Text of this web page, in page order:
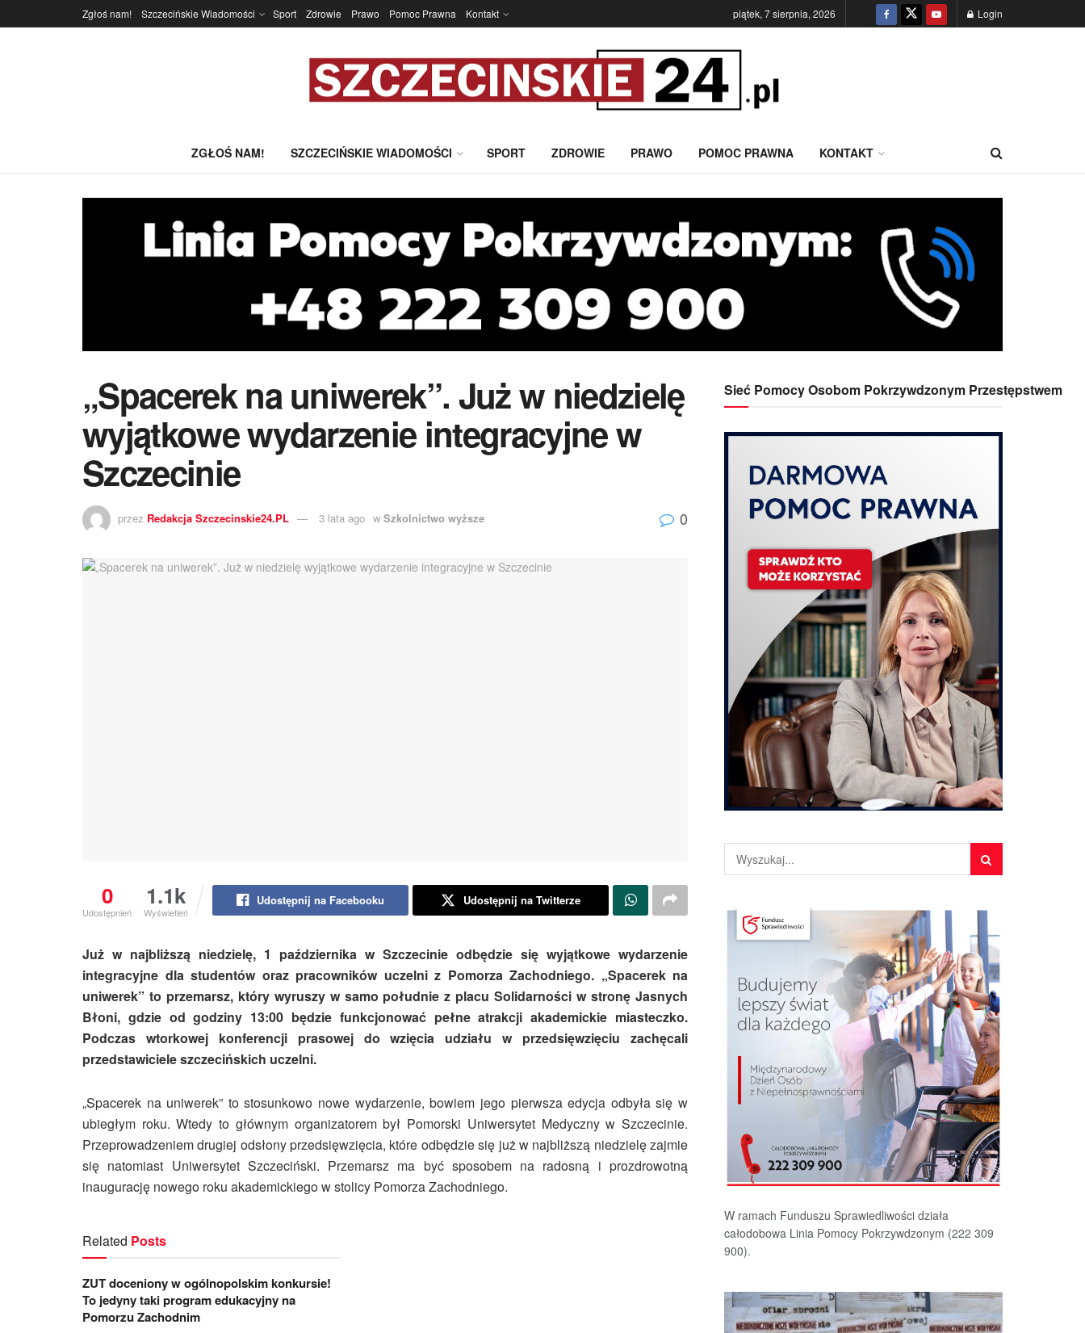
Zgłoś nam! Szczecińskie Wiadomości Sport Zdrowie Prawo Pomoc Prawna Kontakt piątek, 7 sierpnia, 2026 Login
ZGŁOŚ NAM! SZCZECIŃSKIE WIADOMOŚCI SPORT ZDROWIE PRAWO POMOC PRAWNA KONTAKT
„Spacerek na uniwerek”. Już w niedzielę
wyjątkowe wydarzenie integracyjne w
Szczecinie
przez Redakcja Szczecinskie24.PL 3 lata ago w Szkolnictwo wyższe 0
0
Udostępnień
1.1k
Wyświetleń
Udostępnij na Facebooku Udostępnij na Twitterze
Już w najbliższą niedzielę, 1 października w Szczecinie odbędzie się wyjątkowe wydarzenie
integracyjne dla studentów oraz pracowników uczelni z Pomorza Zachodniego. „Spacerek na
uniwerek” to przemarsz, który wyruszy w samo południe z placu Solidarności w stronę Jasnych
Błoni, gdzie od godziny 13:00 będzie funkcjonować pełne atrakcji akademickie miasteczko.
Podczas wtorkowej konferencji prasowej do wzięcia udziału w przedsięwzięciu zachęcali
przedstawiciele szczecińskich uczelni.
„Spacerek na uniwerek” to stosunkowo nowe wydarzenie, bowiem jego pierwsza edycja odbyła się w
ubiegłym roku. Wtedy to głównym organizatorem był Pomorski Uniwersytet Medyczny w Szczecinie.
Przeprowadzeniem drugiej odsłony przedsięwzięcia, które odbędzie się już w najbliższą niedzielę zajmie
się natomiast Uniwersytet Szczeciński. Przemarsz ma być sposobem na radosną i prozdrowotną
inaugurację nowego roku akademickiego w stolicy Pomorza Zachodniego.
Related Posts
ZUT doceniony w ogólnopolskim konkursie!
To jedyny taki program edukacyjny na
Pomorzu Zachodnim
Sieć Pomocy Osobom Pokrzywdzonym Przestępstwem
W ramach Funduszu Sprawiedliwości działa
całodobowa Linia Pomocy Pokrzywdzonym (222 309
900).